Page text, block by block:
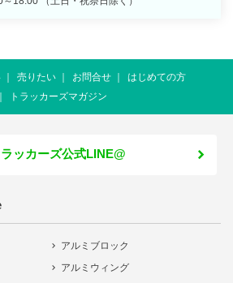
売りたい お問合せ
はじめての方
トラッカーズマガジン
ラッカーズ公式LINE@
アルミブロック
アルミウィング